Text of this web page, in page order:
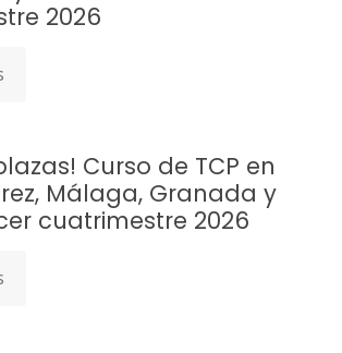
2026
Curso de TCP en
Málaga, Granada y
cuatrimestre 2026